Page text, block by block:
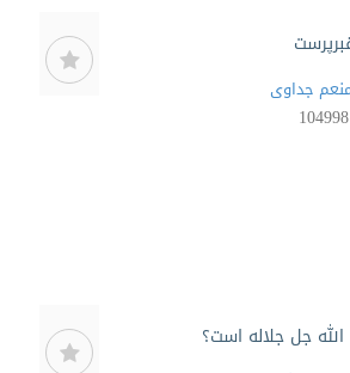
جداوی
104998
الله جل جلاله است؟